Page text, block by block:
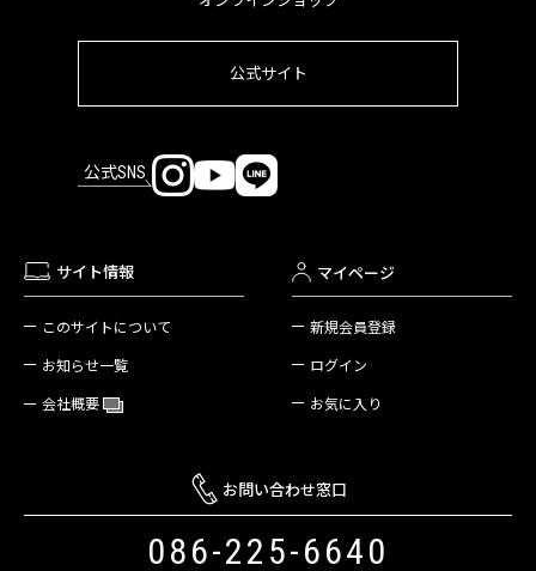
公式サイト
公式SNS
サイト情報
このサイトについて
お知らせ一覧
会社概要
マイページ
新規会員登録
ログイン
お気に入り
お問い合わせ窓口
086-225-6640